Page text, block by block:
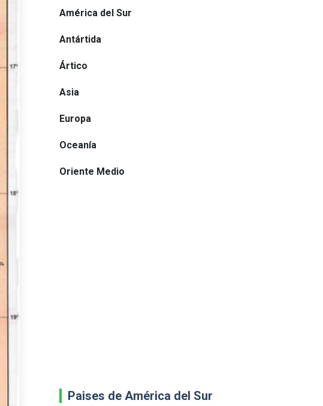
América del Sur
Antártida
Ártico
Asia
Europa
Oceanía
Oriente Medio
Paises de América del Sur